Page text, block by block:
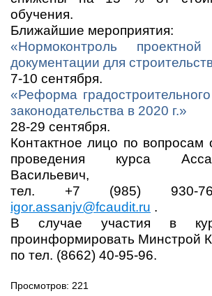
обучения.
Ближайшие мероприятия:
«Нормоконтроль
документации для
7-10 сентября.
«Реформа
законодательства в 2020 г.»
28-29 сентября.
Контактное лицо по вопросам
проведения курса
Васильевич,
тел. +7 (985) 930-76-
igor.assanjv@fcaudit.ru .
В случае участия в
проинформировать Минстрой
по тел. (8662) 40-95-96.
Просмотров: 221